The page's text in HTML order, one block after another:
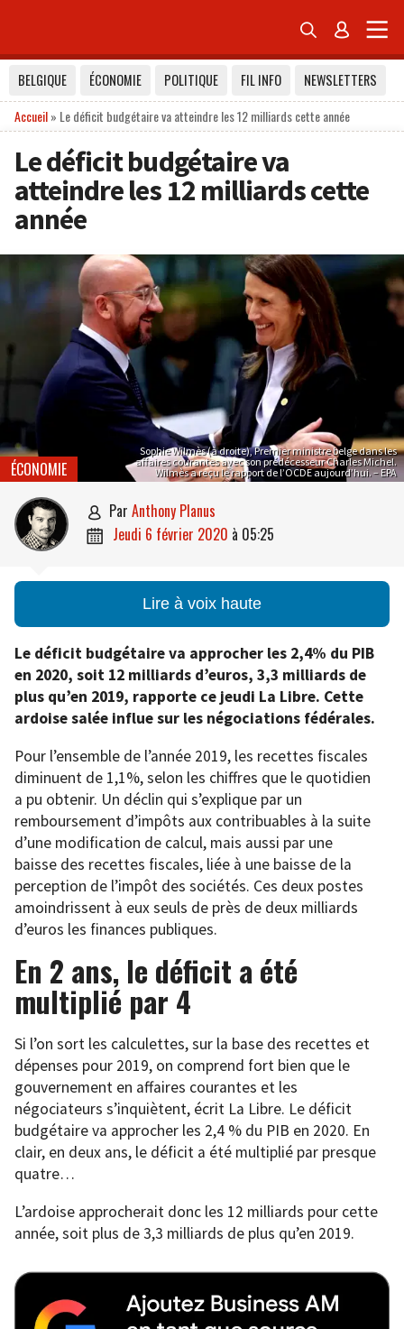
 
BELGIQUE ÉCONOMIE POLITIQUE FIL INFO
NEWSLETTERS
Accueil» Le déficit budgétaire va atteindre les 12 milliards cette année
Le déficit budgétaire va
atteindre les 12 milliards cette
année
Sophie Wilmès (à droite), Premier ministre belge dans les
affaires courantes avec son prédécesseur Charles Michel.
Wilmès a reçu le rapport de l’OCDE aujourd’hui. – EPA
ÉCONOMIE
 par Anthony Planus
 jeudi 6 février 2020 à 05:25
Lire à voix haute
Le déficit budgétaire va approcher les 2,4% du PIB
en 2020, soit 12 milliards d’euros, 3,3 milliards de
plus qu’en 2019, rapporte ce jeudi La Libre. Cette
ardoise salée influe sur les négociations fédérales.
Pour l’ensemble de l’année 2019, les recettes fiscales
diminuent de 1,1%, selon les chiffres que le quotidien
a pu obtenir. Un déclin qui s’explique par un
remboursement d’impôts aux contribuables à la suite
d’une modification de calcul, mais aussi par une
baisse des recettes fiscales, liée à une baisse de la
perception de l’impôt des sociétés. Ces deux postes
amoindrissent à eux seuls de près de deux milliards
d’euros les finances publiques.
En 2 ans, le déficit a été
multiplié par 4
Si l’on sort les calculettes, sur la base des recettes et
dépenses pour 2019, on comprend fort bien que le
gouvernement en affaires courantes et les
négociateurs s’inquiètent, écrit La Libre. Le déficit
budgétaire va approcher les 2,4 % du PIB en 2020. En
clair, en deux ans, le déficit a été multiplié par presque
quatre…
L’ardoise approcherait donc les 12 milliards pour cette
année, soit plus de 3,3 milliards de plus qu’en 2019.